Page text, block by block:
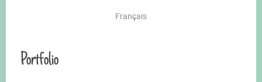
Français
Portfolio